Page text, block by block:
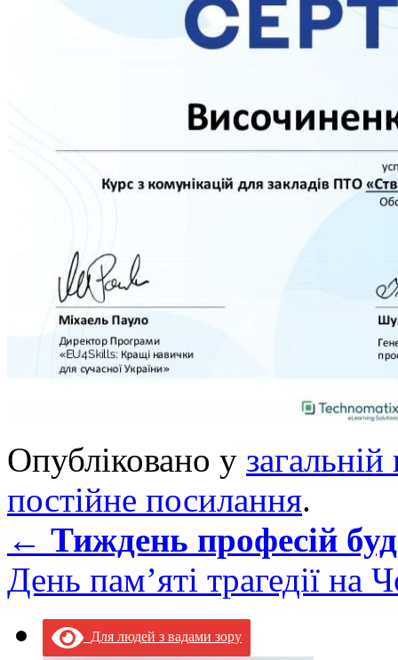
Опубліковано у загальній
постійне посилання.
← Тиждень професій
День пам’яті трагедії
Для людей з вадами зору